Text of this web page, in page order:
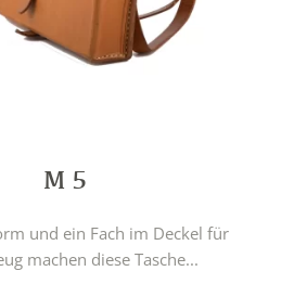
M 5
und ein Fach im Deckel für
machen diese Tasche...